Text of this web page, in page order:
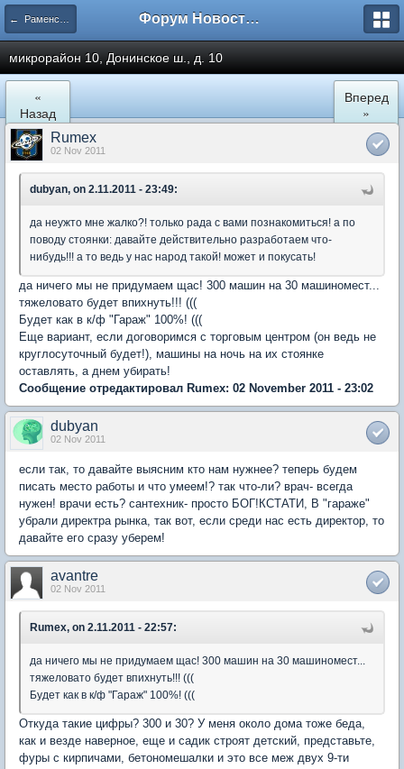
← Раменское Форум Новостройки
микрорайон 10, Донинское ш., д. 10
«
Назад
Вперед
»
Rumex
02 Nov 2011
dubyan, on 2.11.2011 - 23:49:
да неужто мне жалко?! только рада с вами познакомиться! а по
поводу стоянки: давайте действительно разработаем что-
нибудь!!! а то ведь у нас народ такой! может и покусать!
да ничего мы не придумаем щас! 300 машин на 30 машиномест...
тяжеловато будет впихнуть!!! (((
Будет как в к/ф "Гараж" 100%! (((
Еще вариант, если договоримся с торговым центром (он ведь не
круглосуточный будет!), машины на ночь на их стоянке
оставлять, а днем убирать!
Сообщение отредактировал Rumex: 02 November 2011 - 23:02
dubyan
02 Nov 2011
если так, то давайте выясним кто нам нужнее? теперь будем
писать место работы и что умеем!? так что-ли? врач- всегда
нужен! врачи есть? сантехник- просто БОГ!КСТАТИ, В "гараже"
убрали директра рынка, так вот, если среди нас есть директор, то
давайте его сразу уберем!
avantre
02 Nov 2011
Rumex, on 2.11.2011 - 22:57:
да ничего мы не придумаем щас! 300 машин на 30 машиномест...
тяжеловато будет впихнуть!!! (((
Будет как в к/ф "Гараж" 100%! (((
Откуда такие цифры? 300 и 30? У меня около дома тоже беда,
как и везде наверное, еще и садик строят детский, представьте,
фуры с кирпичами, бетономешалки и это все меж двух 9-ти